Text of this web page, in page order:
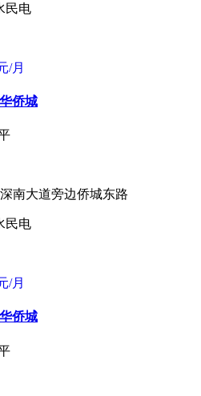
民电
侨城
南大道旁边侨城东路
民电
侨城